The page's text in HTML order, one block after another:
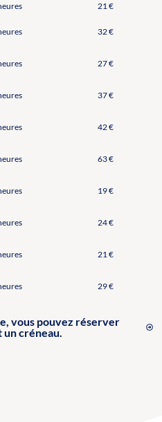
21 €
32 €
27 €
37 €
42 €
63 €
19 €
24 €
21 €
29 €
vous pouvez réserver
créneau.